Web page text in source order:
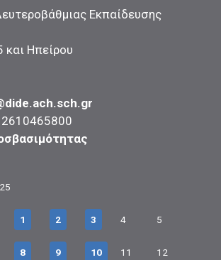
Εκπαίδευσης
και Ηπείρου
2610465800
1 2 3 4 5
8 9 10 11 12